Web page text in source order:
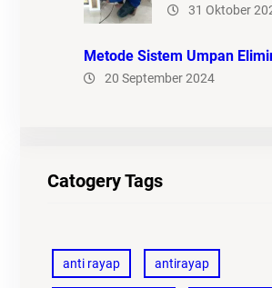
31 Oktober
Metode Sistem Umpan
20 September 2024
Catogery Tags
anti rayap antirayap